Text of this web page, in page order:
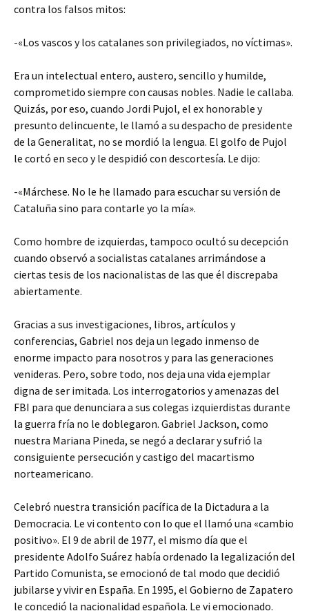
contra los falsos mitos:
-«Los vascos y los catalanes son privilegiados, no víctimas».
Era un intelectual entero, austero, sencillo y humilde,
comprometido siempre con causas nobles. Nadie le callaba.
Quizás, por eso, cuando Jordi Pujol, el ex honorable y
presunto delincuente, le llamó a su despacho de presidente
de la Generalitat, no se mordió la lengua. El golfo de Pujol
le cortó en seco y le despidió con descortesía. Le dijo:
-«Márchese. No le he llamado para escuchar su versión de
Cataluña sino para contarle yo la mía».
Como hombre de izquierdas, tampoco ocultó su decepción
cuando observó a socialistas catalanes arrimándose a
ciertas tesis de los nacionalistas de las que él discrepaba
abiertamente.
Gracias a sus investigaciones, libros, artículos y
conferencias, Gabriel nos deja un legado inmenso de
enorme impacto para nosotros y para las generaciones
venideras. Pero, sobre todo, nos deja una vida ejemplar
digna de ser imitada. Los interrogatorios y amenazas del
FBI para que denunciara a sus colegas izquierdistas durante
la guerra fría no le doblegaron. Gabriel Jackson, como
nuestra Mariana Pineda, se negó a declarar y sufrió la
consiguiente persecución y castigo del macartismo
norteamericano.
Celebró nuestra transición pacífica de la Dictadura a la
Democracia. Le vi contento con lo que el llamó una «cambio
positivo». El 9 de abril de 1977, el mismo día que el
presidente Adolfo Suárez había ordenado la legalización del
Partido Comunista, se emocionó de tal modo que decidió
jubilarse y vivir en España. En 1995, el Gobierno de Zapatero
le concedió la nacionalidad española. Le vi emocionado.